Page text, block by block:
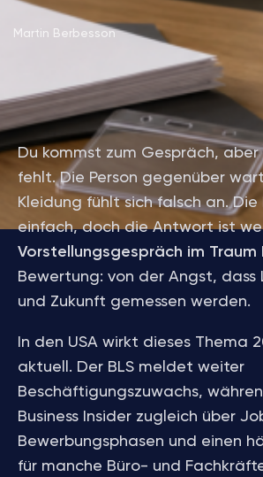
Martin Berbesson
Du kommst zum Gespräch,
fehlt. Die Person gegenüber
Kleidung fühlt sich falsch an. Die
einfach, doch die Antwort ist
Vorstellungsgespräch im Traum
Bewertung: von der Angst, dass
und Zukunft gemessen werden.
In den USA wirkt dieses Thema
aktuell. Der BLS meldet weiter
Beschäftigungszuwachs,
Business Insider zugleich über
Bewerbungsphasen und einen
für manche Büro- und